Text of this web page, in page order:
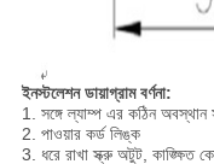
ইনস্টলেশন ডায়াগ্রাম বর্ণনা:
1. সঙ্গে ল্যাম্প এর কঠিন
2. পাওয়ার কর্ড লিঙ্ক
3. ধরে রাখা স্ক্রু অটুট, কাঙ্ক্ষিত